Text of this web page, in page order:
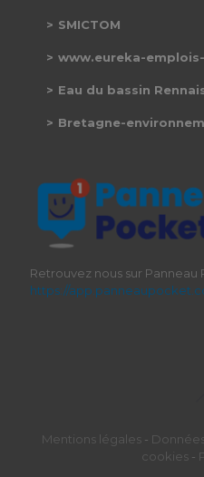
SMICTOM
www.eureka-
Eau du bassin
Bretagne-
Retrouvez nous sur Panneau
https://
Mentions légales -
cookies-